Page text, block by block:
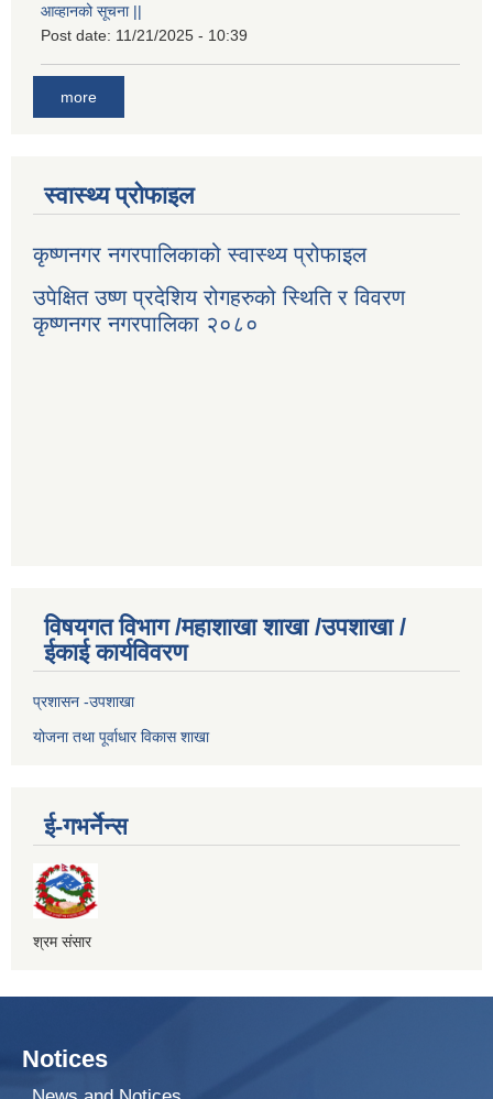
आव्हानको सूचना ||
Post date: 11/21/2025 - 10:39
more
स्वास्थ्य प्रोफाइल
कृष्णनगर नगरपालिकाको स्वास्थ्य प्रोफाइल
उपेक्षित उष्ण प्रदेशिय रोगहरुको स्थिति र विवरण
कृष्णनगर नगरपालिका २०८०
विषयगत विभाग /महाशाखा शाखा /उपशाखा /
ईकाई कार्यविवरण
प्रशासन -उपशाखा
योजना तथा पूर्वाधार विकास शाखा
ई-गभर्नेन्स
श्रम संसार
Notices